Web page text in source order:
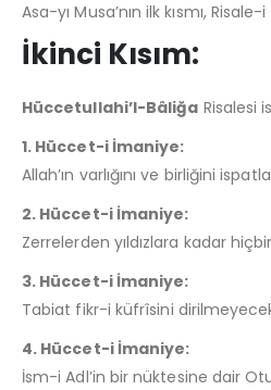
Asa-yı Musa’nın ilk kısmı,
İkinci Kısım:
Hüccetullahi’l-Bâliğa Risalesi
1. Hüccet-i İmaniye:
Allah’ın varlığını ve birliğini
2. Hüccet-i İmaniye:
Zerrelerden yıldızlara kadar
3. Hüccet-i İmaniye:
Tabiat fikr-i küfrîsini
4. Hüccet-i İmaniye:
İsm-i Adl’in bir nüktesine dair